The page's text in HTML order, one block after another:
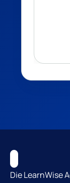
Die LearnWise